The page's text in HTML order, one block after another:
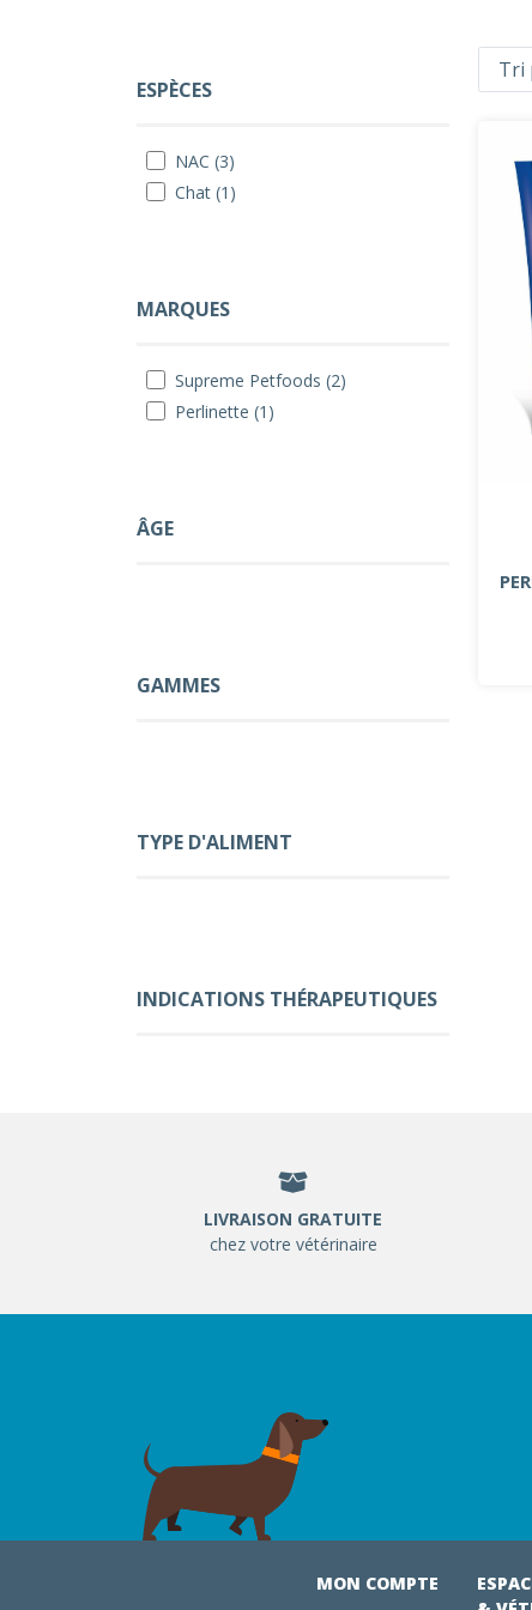
ESPÈCES
NAC (3)
Chat (1)
MARQUES
Supreme Petfoods (2)
Perlinette (1)
ÂGE
GAMMES
TYPE D'ALIMENT
INDICATIONS THÉRAPEUTIQUES
LIVRAISON GRATUITE
chez votre vétérinaire
MON COMPTE